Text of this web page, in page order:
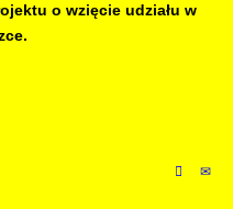
o wzięcie udziału w